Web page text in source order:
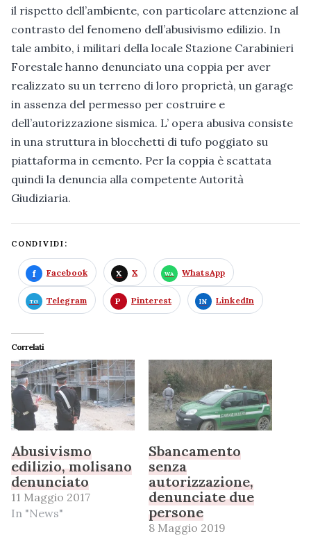
il rispetto dell’ambiente, con particolare attenzione al
contrasto del fenomeno dell’abusivismo edilizio. In
tale ambito, i militari della locale Stazione Carabinieri
Forestale hanno denunciato una coppia per aver
realizzato su un terreno di loro proprietà, un garage
in assenza del permesso per costruire e
dell’autorizzazione sismica. L’ opera abusiva consiste
in una struttura in blocchetti di tufo poggiato su
piattaforma in cemento. Per la coppia è scattata
quindi la denuncia alla competente Autorità
Giudiziaria.
CONDIVIDI:
Facebook X WhatsApp
Telegram Pinterest LinkedIn
Correlati
Abusivismo
edilizio, molisano
denunciato
11 Maggio 2017
In "News"
Sbancamento
senza
autorizzazione,
denunciate due
persone
8 Maggio 2019